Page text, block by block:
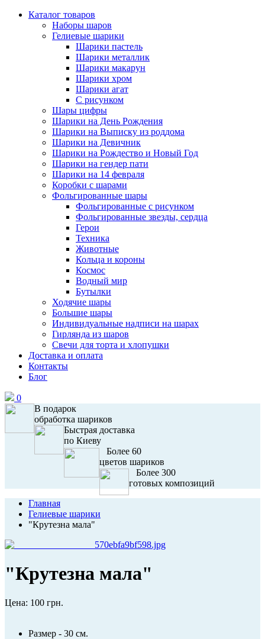
Каталог товаров
Наборы шаров
Гелиевые шарики
Шарики пастель
Шарики металлик
Шарики макарун
Шарики хром
Шарики агат
С рисунком
Шары цифры
Шарики на День Рождения
Шарики на Выписку из роддома
Шарики на Девичник
Шарики на Рождество и Новый Год
Шарики на гендер пати
Шарики на 14 февраля
Коробки с шарами
Фольгированные шары
Фольгированные с рисунком
Фольгированные звезды, сердца
Герои
Техника
Животные
Кольца и короны
Космос
Водный мир
Бутылки
Ходячие шары
Большие шары
Индивидуальные надписи на шарах
Гирлянда из шаров
Свечи для торта и хлопушки
Доставка и оплата
Контакты
Блог
0
В подарок
обработка шариков
Быстрая доставка
по Киеву
Более 60
цветов шариков
Более 300
готовых композиций
Главная
Гелиевые шарики
"Крутезна мала"
"Крутезна мала"
Цена: 100 грн.
Размер - 30 см.